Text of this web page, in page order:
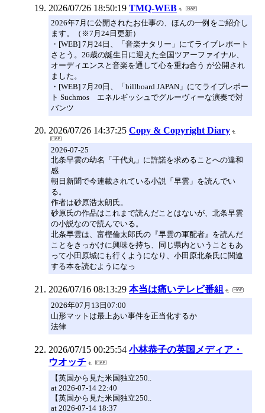
2026/07/26 18:50:19 TMQ-WEB
2026年7月に公開されたお仕事の、ほんの一例をご紹介し
ます。（※7月24日更新）
・[WEB] 7月24日、「音楽ナタリー」にてライブレポート
さとう。26歳の誕生日に迎えた全国ツアーファイナル、
オーディエンスと音楽を通して心を重ね合う が公開され
ました。
・[WEB] 7月20日、「billboard JAPAN」にてライブレポー
ト Suchmos エネルギッシュでグルーヴィーな演奏で対
バンツ
2026/07/26 14:37:25 Copy & Copyright Diary
2026-07-25
北条早雲の幼名「千代丸」に許諾を求めることへの違和
感
朝日新聞で今連載されている小説「早雲」を読んでい
る。
作者は砂原浩太朗氏。
砂原氏の作品はこれまで読んだことはないが、北条早雲
の小説なので読んでいる。
北条早雲は、富樫倫太郎氏の『早雲の軍配者』を読んだ
ことをきっかけに興味を持ち、同じ県内ということもあ
って小田原城にも行くようになり、小田原北条氏に関連
する本を読むようになっ
2026/07/16 08:13:29 本当は痛いテレビ番組
2026年07月13日07:00
山形マットは最上あい事件を正当化するか
法律
2026/07/15 00:25:54 小林恭子の英国メディア・
ウオッチ
【英国から見た米国独立250..
at 2026-07-14 22:40
【英国から見た米国独立250..
at 2026-07-14 18:37